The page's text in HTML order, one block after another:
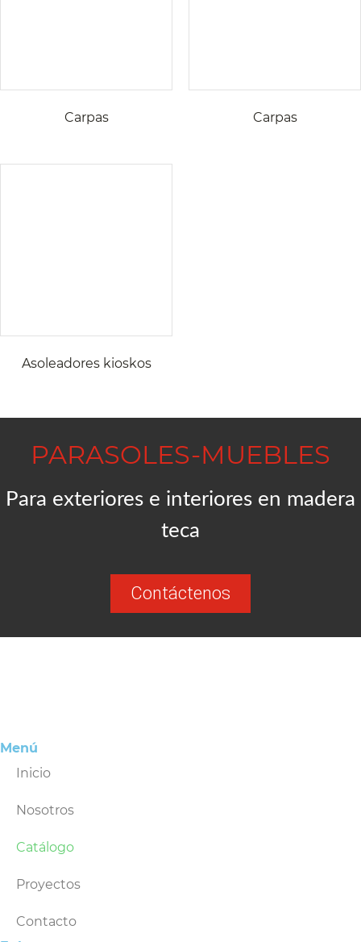
Carpas Carpas
Asoleadores kioskos
PARASOLES-MUEBLES
Para exteriores e interiores en madera
teca
Contáctenos
Menú
Inicio
Nosotros
Catálogo
Proyectos
Contacto